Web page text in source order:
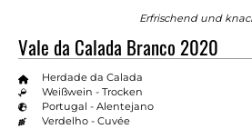
Erfrischend und
Vale da Calada Branco 2020
Herdade da Calada
Weißwein - Trocken
Portugal - Alentejano
Verdelho - Cuvée